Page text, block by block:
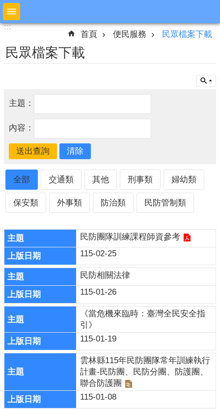
跳到主要內容區塊
搜
尋
公
欄
本
介
預
防
導
民
意
廣
場
便
民
服
務
府
開
資
::::::
首頁 便民服務 民眾檔案下載
民眾檔案下載
主題：
內容：
全部 交通類 其他 刑事類 婦幼類
保安類 外事類 防治類 民防管制類
民防團隊訓練課程師資參考
115-02-25
民防相關法律
115-01-26
《當危機來臨時：臺灣全民安全指
引》
115-01-19
雲林縣115年民防團隊常年訓練執行
計畫-民防團、民防分團、防護團、
聯合防護團
115-01-08